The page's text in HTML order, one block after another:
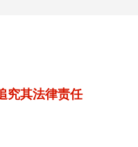
究其法律责任